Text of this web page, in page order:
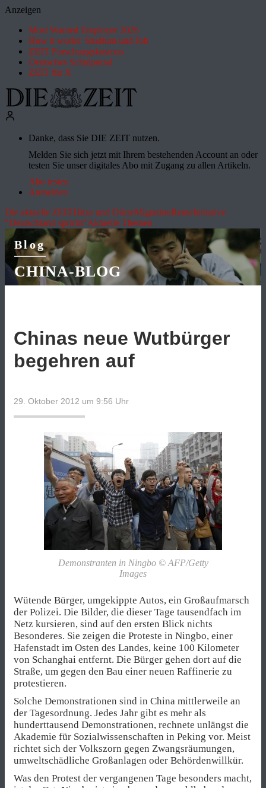
Anzeigen
Most Wanted Employer 2026
How it works: Studium und Job
ZEIT Forschungskosmos
Deutsches Schulportal
ZEIT für X
Danke, dass Sie DIE ZEIT nutzen.
Melden Sie sich jetzt mit Ihrem bestehenden Account an oder
testen Sie unser digitales Abo mit Zugang zu allen Artikeln.
Abo testen
Anmelden
Die aktuelle ZEITHitze und DürreMigrationRenteInitiative
"Deutschland spricht"Aktuelle Themen
Blog
CHINA-BLOG
Chinas neue Wutbürger
begehren auf
29. Oktober 2012 um 9:56 Uhr
Demonstranten in Ningbo © AFP/Getty
Images
Wütende Bürger, umgekippte Autos, ein Großaufmarsch
der Polizei. Die Bilder, die dieser Tage tausendfach im
Netz kursieren, sind auf den ersten Blick nichts
Besonderes. Sie zeigen die Proteste in Ningbo, einer
Hafenstadt im Osten des Landes, keine 100 Kilometer
von Schanghai entfernt. Die Bürger gehen dort auf die
Straße, um gegen den Bau einer neuen Raffinerie zu
protestieren.
Solche Demonstrationen sind in China mittlerweile an
der Tagesordnung. Jedes Jahr gibt es mehr als
hunderttausend Demonstrationen, rechnete unlängst die
Akademie für Sozialwissenschaften in Peking vor. Meist
richtet sich der Volkszorn gegen Zwangsräumungen,
umweltschädliche Großanlagen oder Behördenwillkür.
Was den Protest der vergangenen Tage besonders macht,